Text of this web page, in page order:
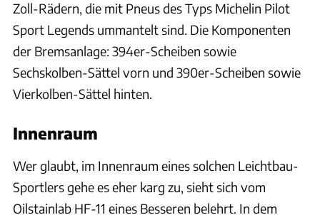
Zoll-Rädern, die mit Pneus des Typs Michelin Pilot
Sport Legends ummantelt sind. Die Komponenten
der Bremsanlage: 394er-Scheiben sowie
Sechskolben-Sättel vorn und 390er-Scheiben sowie
Vierkolben-Sättel hinten.
Innenraum
Wer glaubt, im Innenraum eines solchen Leichtbau-
Sportlers gehe es eher karg zu, sieht sich vom
Oilstainlab HF-11 eines Besseren belehrt. In dem